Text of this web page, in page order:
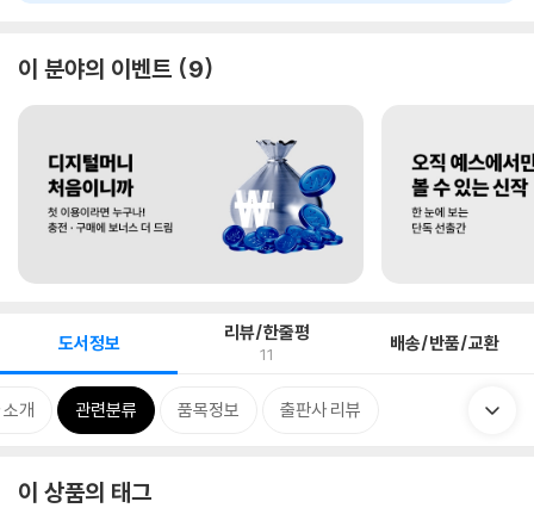
이 분야의 이벤트 9
도서정보 리뷰/한줄평
11 배송/반품/교환
개 관련분류 품목정보 출판사 리뷰
이 상품의 태그